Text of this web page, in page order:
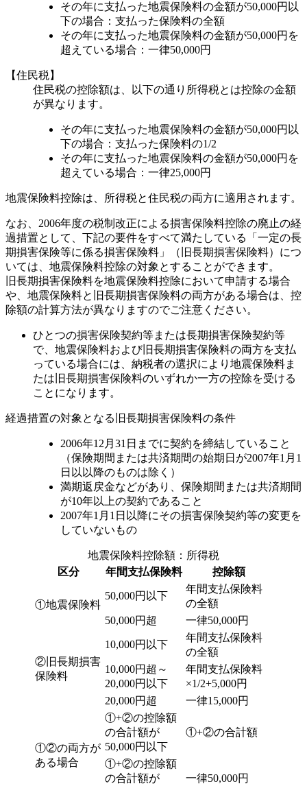
その年に支払った地震保険料の金額が50,000円以
下の場合：支払った保険料の全額
その年に支払った地震保険料の金額が50,000円を
超えている場合：一律50,000円
【住民税】
住民税の控除額は、以下の通り所得税とは控除の金額
が異なります。
その年に支払った地震保険料の金額が50,000円以
下の場合：支払った保険料の1/2
その年に支払った地震保険料の金額が50,000円を
超えている場合：一律25,000円
地震保険料控除は、所得税と住民税の両方に適用されます。
なお、2006年度の税制改正による損害保険料控除の廃止の経
過措置として、下記の要件をすべて満たしている「一定の長
期損害保険等に係る損害保険料」（旧長期損害保険料）につ
いては、地震保険料控除の対象とすることができます。
旧長期損害保険料を地震保険料控除において申請する場合
や、地震保険料と旧長期損害保険料の両方がある場合は、控
除額の計算方法が異なりますのでご注意ください。
ひとつの損害保険契約等または長期損害保険契約等
で、地震保険料および旧長期損害保険料の両方を支払
っている場合には、納税者の選択により地震保険料ま
たは旧長期損害保険料のいずれか一方の控除を受ける
ことになります。
経過措置の対象となる旧長期損害保険料の条件
2006年12月31日までに契約を締結していること
（保険期間または共済期間の始期日が2007年1月1
日以以降のものは除く）
満期返戻金などがあり、保険期間または共済期間
が10年以上の契約であること
2007年1月1日以降にその損害保険契約等の変更を
していないもの
地震保険料控除額：所得税
区分
年間支払保険料 控除額
①地震保険料
50,000円以下
年間支払保険料
の全額
50,000円超
一律50,000円
②旧長期損害
保険料
10,000円以下
年間支払保険料
の全額
10,000円超～
20,000円以下
年間支払保険料
×1/2+5,000円
20,000円超
一律15,000円
①②の両方が
ある場合
①+②の控除額
の合計額が
50,000円以下
①+②の合計額
①+②の控除額
の合計額が
一律50,000円